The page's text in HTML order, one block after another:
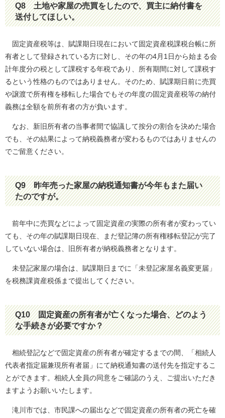
Q8土地や家屋の売買をしたので、買主に納付書を
送付してほしい。
固定資産税等は、賦課期日現在において固定資産税課税台帳に所
有者として登録されている方に対し、その年の4月1日から始まる会
計年度分の税として課税する年税であり、所有期間に対して課税す
るという性格のものではありません。そのため、賦課期日前に売買
や譲渡で所有権を移転した場合でもその年度の固定資産税等の納付
義務は全額を前所有者の方が負います。
なお、新旧所有者の当事者間で協議して按分の割合を決めた場合
でも、その結果によって納税義務者が変わるものではありませんの
でご留意ください。
Q9昨年売った家屋の納税通知書が今年もまた届い
たのですが。
前年中に売買などによって固定資産の実際の所有者が変わってい
ても、その年の賦課期日現在、まだ登記簿の所有権移転登記が完了
していない場合は、旧所有者が納税義務者となります。
未登記家屋の場合は、賦課期日までに「未登記家屋名義変更届」
を税務課資産税係まで提出してください。
Q10固定資産の所有者が亡くなった場合、どのよう
な手続きが必要ですか？
相続登記などで固定資産の所有者が確定するまでの間、「相続人
代表者指定届兼現所有者届」にて納税通知書の送付先を指定するこ
とができます。相続人全員の同意をご確認のうえ、ご提出いただき
ますようお願いいたします。
滝川市では、市民課への届出などで固定資産の所有者の死亡を確